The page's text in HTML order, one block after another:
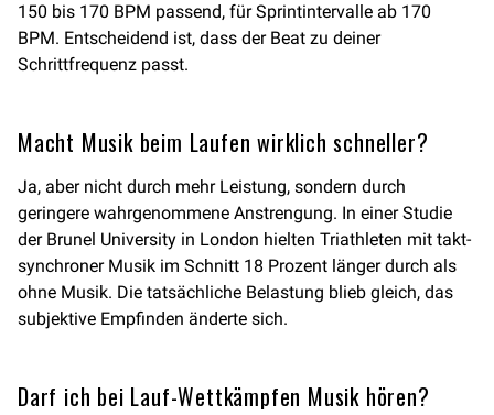
150 bis 170 BPM passend, für Sprintintervalle ab 170
BPM. Entscheidend ist, dass der Beat zu deiner
Schrittfrequenz passt.
Macht Musik beim Laufen wirklich schneller?
Ja, aber nicht durch mehr Leistung, sondern durch
geringere wahrgenommene Anstrengung. In einer Studie
der Brunel University in London hielten Triathleten mit takt-
synchroner Musik im Schnitt 18 Prozent länger durch als
ohne Musik. Die tatsächliche Belastung blieb gleich, das
subjektive Empfinden änderte sich.
Darf ich bei Lauf-Wettkämpfen Musik hören?